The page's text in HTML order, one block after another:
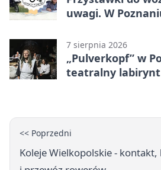
uwagi. W
7 sierpnia 2026
„Pulverkopf” w
teatralny labirynt
<< Poprzedni
Koleje Wielkopolskie -